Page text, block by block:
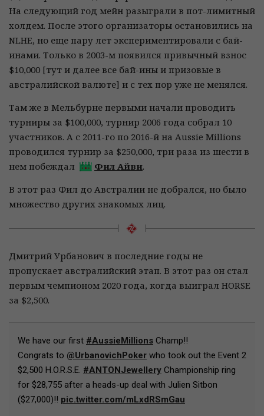
На следующий год мейн разыграли в пот-лимитный
холдем. После этого организаторы остановились на
NLHE, но еще пару лет экспериментировали с бай-
инами. Только в 2003-м появился привычный взнос
$10,000 [тут и далее все бай-ины и призовые в
австралийской валюте] и с тех пор уже не менялся.
Там же в Мельбурне первыми начали проводить
турниры за $100,000, турнир 2006 года собрал 10
участников. А с 2011-го по 2016-й на Aussie Millions
проводился турнир за $250,000, три раза из шести в
нем побеждал
Фил Айви.
В этот раз Фил до Австралии не добрался, но было
множество других знакомых лиц.
Дмитрий Урбанович в последние годы не
пропускает австралийский этап. В этот раз он стал
первым чемпионом 2020 года, когда выиграл HORSE
за $2,500.
We have our first #AussieMillions Champ!!
Congrats to @UrbanovichPoker who took out the Event 2
$2,500 H.O.R.S.E. #ANTONJewellery Championship ring
for $28,755 after a heads-up deal with Julien Sitbon
($27,000)!! pic.twitter.com/mLxdRSmGau